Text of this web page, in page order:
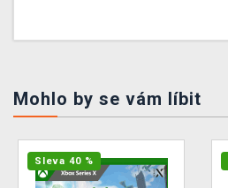
Mohlo by se vám líbit
Sleva 40 %